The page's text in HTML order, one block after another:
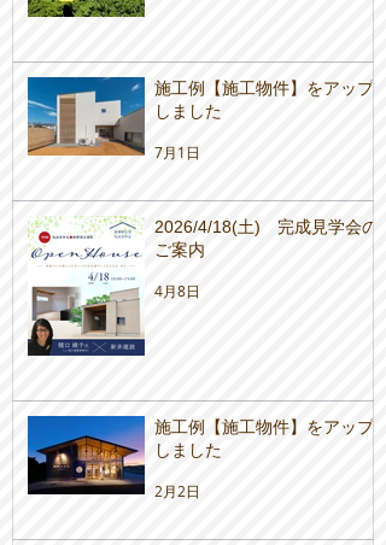
施工例【施工物件】をアップ
しました
7月1日
2026/4/18(土) 完成見学会の
ご案内
4月8日
施工例【施工物件】をアップ
しました
2月2日